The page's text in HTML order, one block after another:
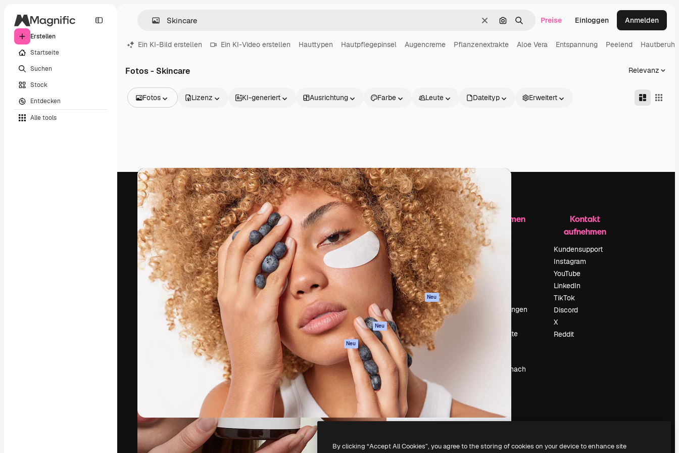
Erstellen
Startseite
Suchen
Stock
Entdecken
Alle tools
LöschenNach Bild suchen
SuchenPreise Einloggen Anmelden
Ein KI-Bild erstellen Ein KI-Video erstellen Hauttypen Hautpflegepinsel Augencreme Pflanzenextrakte Aloe Vera Entspannung Peelend
Fotos - Skincare Relevanz
Fotos
Videos
Filmmaterial
Motion Graphics
Videovorlagen
Icons
3D-Modelle
Schriftarten
Lizenz KI-generiert Ausrichtung Farbe Leute Dateityp Erweitert
Die kreative Plattform, um deine beste
Arbeit zu verwirklichen. Mehr als 1 Million
Abonnenten unter Kreativen, Unternehmen,
Agenturen und Studios.
Deutsch
Produkte
Spaces
KI-Assistent
KI-Bildgenerator
KI-Videogenerator
KI-
Stock-Inhalte
MCP für
Claude/ChatGPT
Neu
Agenten Neu
API
Mobile App
Alle Magnific-Tools
Loslegen
Academy
Dokumentation
Support
AGB
Datenschutzerklärung
Originale Neu
Cookie-Richtlinie
Vertrauenszentrum
Partner
Unternehmen
Unternehmen
Preise
Über uns
Reviews
Veranstaltungen
Deine Inhalte
Suchst du nach
Kontakt
aufnehmen
Kundensupport
Instagram
YouTube
LinkedIn
TikTok
Discord
X
Reddit
Copyright © 2010- Freepik Company S.L.U. Alle Rechte vorbehalten.
By clicking “Accept All Cookies”, you agree to the storing of cookies on your device to enhance site